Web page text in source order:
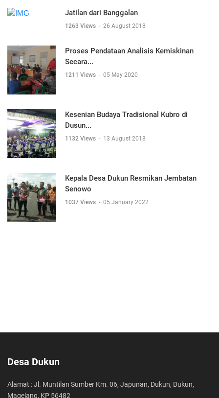
Jatilan dari Banggalan
1263 Views - 26 August 2018
Proses Pendataan Analisis Kemiskinan
Secara...
1211 Views - 05 May 2020
Kesenian Budaya Tradisional Kubro di
Dusun...
1132 Views - 13 August 2018
Kepala Desa Dukun Resmikan Jembatan
Senowo
1037 Views - 05 January 2022
Desa Dukun
Alamat : Jl. Muntilan Sumber Km. 06, Japunan, Dukun, Dukun,
Magelang, KP 56482